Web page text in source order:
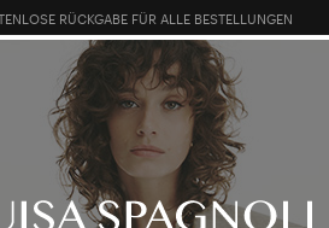
RÜCKGABE FÜR ALLE BESTELLUNGEN
RABATT AUF SALES: ANMELDEN ODER REGISTRIEREN
KLEIDUNG TASCHEN